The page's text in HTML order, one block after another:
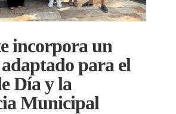
incorpora un
para el
Día y la
Municipal